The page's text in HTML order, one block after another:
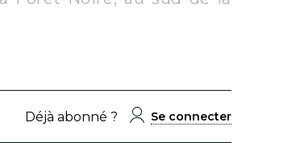
Déjà abonné ? Se connecter